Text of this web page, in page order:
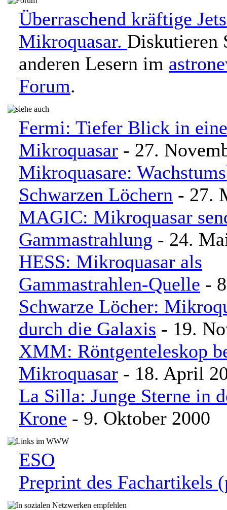
Überraschend kräftige
Mikroquasar. Diskutieren
anderen Lesern im
Forum.
Fermi: Tiefer Blick in
Mikroquasar - 27.
Mikroquasare:
Schwarzen Löchern - 27.
MAGIC: Mikroquasar
Gammastrahlung - 24.
HESS: Mikroquasar als
Gammastrahlen-Quelle -
Schwarze Löcher:
durch die Galaxis - 19.
XMM: Röntgenteleskop
Mikroquasar - 18. April
La Silla: Junge Sterne in
Krone - 9. Oktober 2000
ESO
Preprint des Fachartikels